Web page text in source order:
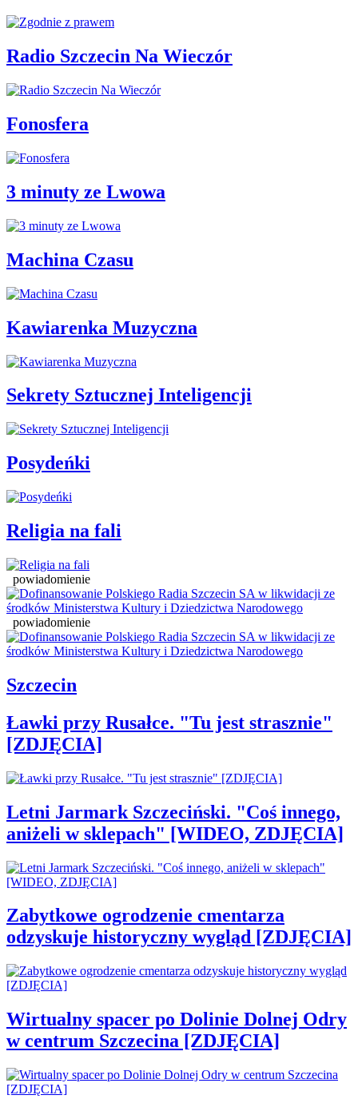
Radio Szczecin Na Wieczór
Fonosfera
3 minuty ze Lwowa
Machina Czasu
Kawiarenka Muzyczna
Sekrety Sztucznej Inteligencji
Posydeńki
Religia na fali
powiadomienie
powiadomienie
Szczecin
Ławki przy Rusałce. "Tu jest strasznie"
[ZDJĘCIA]
Letni Jarmark Szczeciński. "Coś innego,
aniżeli w sklepach" [WIDEO, ZDJĘCIA]
Zabytkowe ogrodzenie cmentarza
odzyskuje historyczny wygląd [ZDJĘCIA]
Wirtualny spacer po Dolinie Dolnej Odry
w centrum Szczecina [ZDJĘCIA]